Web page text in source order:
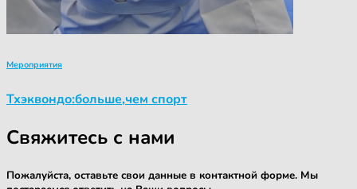
Мероприятия
Тхэквондо:больше,чем спорт
Свяжитесь с нами
Пожалуйста, оставьте свои данные в контактной форме. Мы